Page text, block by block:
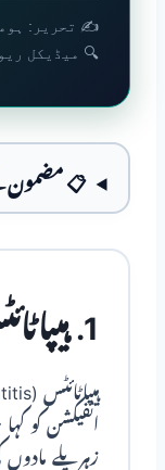
✍️ تحریر:
🔍 میڈیکل
📋 مضمون
1. ہیپاٹائٹس (یرقان) کیا ہے؟
انفیکشن کو
زہریلے